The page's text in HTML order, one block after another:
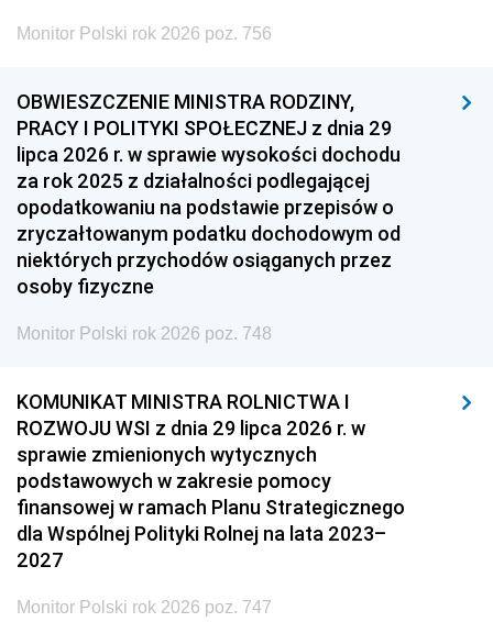
Monitor Polski rok 2026 poz. 756
OBWIESZCZENIE MINISTRA RODZINY,
PRACY I POLITYKI SPOŁECZNEJ z dnia 29
lipca 2026 r. w sprawie wysokości dochodu
za rok 2025 z działalności podlegającej
opodatkowaniu na podstawie przepisów o
zryczałtowanym podatku dochodowym od
niektórych przychodów osiąganych przez
osoby fizyczne
Monitor Polski rok 2026 poz. 748
KOMUNIKAT MINISTRA ROLNICTWA I
ROZWOJU WSI z dnia 29 lipca 2026 r. w
sprawie zmienionych wytycznych
podstawowych w zakresie pomocy
finansowej w ramach Planu Strategicznego
dla Wspólnej Polityki Rolnej na lata 2023–
2027
Monitor Polski rok 2026 poz. 747